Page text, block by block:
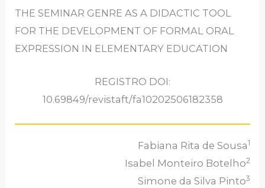
THE SEMINAR GENRE AS A DIDACTIC TOOL
FOR THE DEVELOPMENT OF FORMAL ORAL
EXPRESSION IN ELEMENTARY EDUCATION
REGISTRO DOI:
10.69849/revistaft/fa10202506182358
Fabiana Rita de Sousa1
Isabel Monteiro Botelho2
Simone da Silva Pinto3